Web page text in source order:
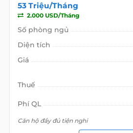
53 Triệu/Tháng
2.000 USD/Tháng
Số phòng ngủ
Diện tích
Giá
Thuế
Phí QL
Căn hộ đầy đủ tiện nghi